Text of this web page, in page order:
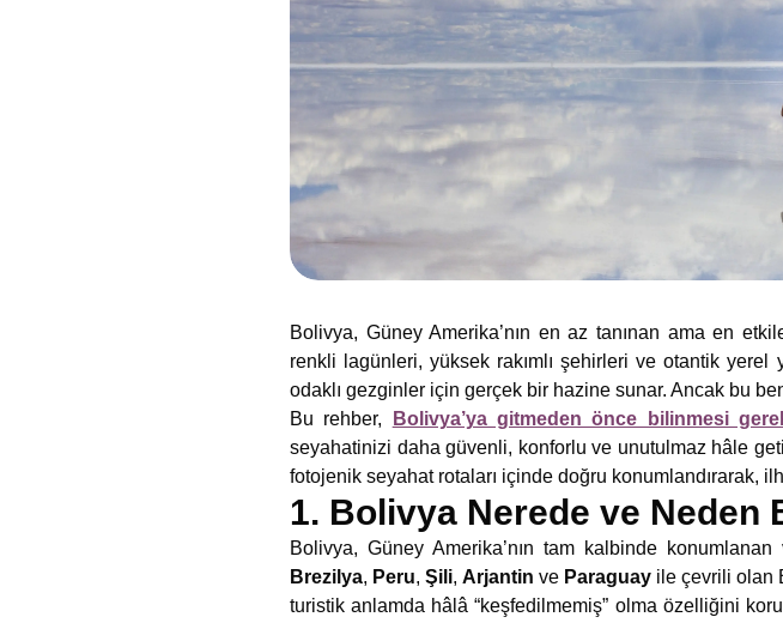
Bolivya, Güney Amerika’nın en az tanınan ama en
renkli lagünleri, yüksek rakımlı şehirleri ve otantik yerel
odaklı gezginler için gerçek bir hazine sunar. Ancak bu
Bu rehber,
Bolivya’ya gitmeden önce bilinmesi
seyahatinizi daha güvenli, konforlu ve unutulmaz hâle
fotojenik seyahat rotaları içinde doğru konumlandırarak,
1. Bolivya Nerede ve Neden
Bolivya, Güney Amerika’nın tam kalbinde
Brezilya, Peru, Şili, Arjantin ve Paraguay ile çevrili olan
turistik anlamda hâlâ “keşfedilmemiş” olma özelliğini